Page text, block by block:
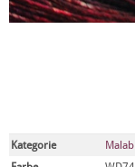
Kategorie